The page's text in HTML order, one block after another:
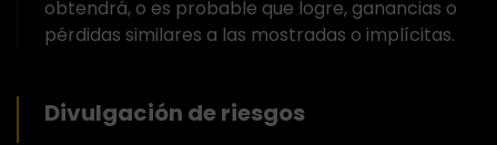
obtendrá, o es probable que logre, ganancias o
pérdidas similares a las mostradas o implícitas.
Divulgación de riesgos